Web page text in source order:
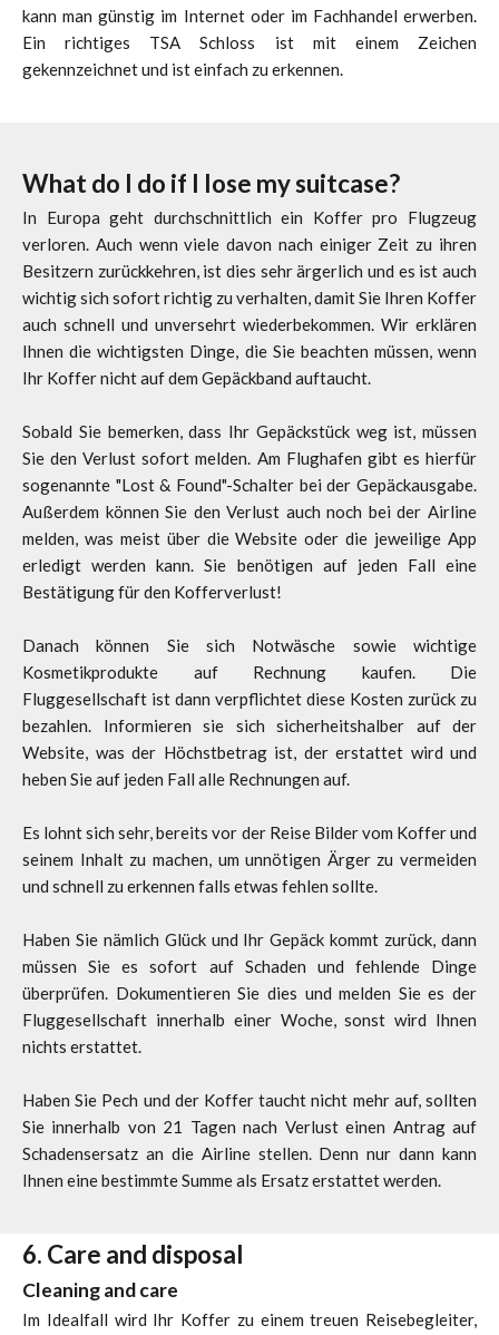
kann man günstig im Internet oder im Fachhandel erwerben.
Ein richtiges TSA Schloss ist mit einem Zeichen
gekennzeichnet und ist einfach zu erkennen.
What do I do if I lose my suitcase?
In Europa geht durchschnittlich ein Koffer pro Flugzeug
verloren. Auch wenn viele davon nach einiger Zeit zu ihren
Besitzern zurückkehren, ist dies sehr ärgerlich und es ist auch
wichtig sich sofort richtig zu verhalten, damit Sie Ihren Koffer
auch schnell und unversehrt wiederbekommen. Wir erklären
Ihnen die wichtigsten Dinge, die Sie beachten müssen, wenn
Ihr Koffer nicht auf dem Gepäckband auftaucht.
Sobald Sie bemerken, dass Ihr Gepäckstück weg ist, müssen
Sie den Verlust sofort melden. Am Flughafen gibt es hierfür
sogenannte "Lost & Found"-Schalter bei der Gepäckausgabe.
Außerdem können Sie den Verlust auch noch bei der Airline
melden, was meist über die Website oder die jeweilige App
erledigt werden kann. Sie benötigen auf jeden Fall eine
Bestätigung für den Kofferverlust!
Danach können Sie sich Notwäsche sowie wichtige
Kosmetikprodukte auf Rechnung kaufen. Die
Fluggesellschaft ist dann verpflichtet diese Kosten zurück zu
bezahlen. Informieren sie sich sicherheitshalber auf der
Website, was der Höchstbetrag ist, der erstattet wird und
heben Sie auf jeden Fall alle Rechnungen auf.
Es lohnt sich sehr, bereits vor der Reise Bilder vom Koffer und
seinem Inhalt zu machen, um unnötigen Ärger zu vermeiden
und schnell zu erkennen falls etwas fehlen sollte.
Haben Sie nämlich Glück und Ihr Gepäck kommt zurück, dann
müssen Sie es sofort auf Schaden und fehlende Dinge
überprüfen. Dokumentieren Sie dies und melden Sie es der
Fluggesellschaft innerhalb einer Woche, sonst wird Ihnen
nichts erstattet.
Haben Sie Pech und der Koffer taucht nicht mehr auf, sollten
Sie innerhalb von 21 Tagen nach Verlust einen Antrag auf
Schadensersatz an die Airline stellen. Denn nur dann kann
Ihnen eine bestimmte Summe als Ersatz erstattet werden.
6. Care and disposal
Cleaning and care
Im Idealfall wird Ihr Koffer zu einem treuen Reisebegleiter,